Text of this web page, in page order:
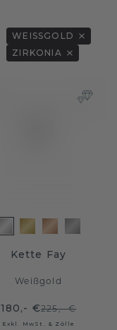
WEISSGOLD
ZIRKONIA
Kette Fay
Weißgold
180,- €225,- €
Exkl. MwSt. & Zölle